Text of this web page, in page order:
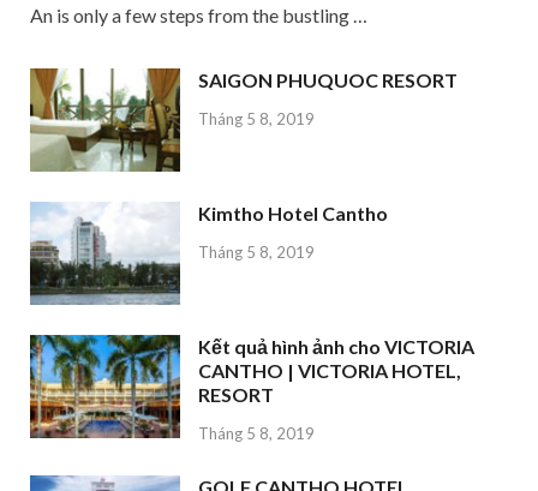
An is only a few steps from the bustling …
SAIGON PHUQUOC RESORT
Tháng 5 8, 2019
Kimtho Hotel Cantho
Tháng 5 8, 2019
Kết quả hình ảnh cho VICTORIA
CANTHO | VICTORIA HOTEL,
RESORT
Tháng 5 8, 2019